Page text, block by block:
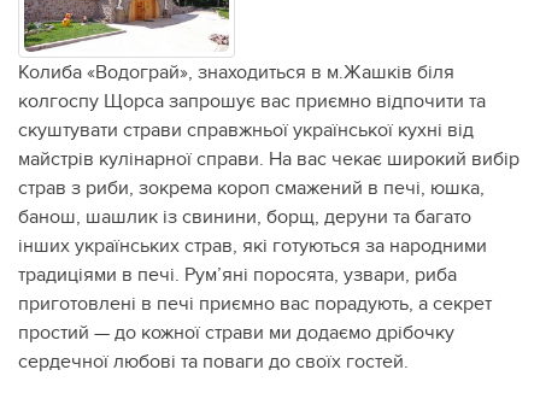
Колиба «Водограй», знаходиться в м.Жашків біля
колгоспу Щорса запрошує вас приємно відпочити та
скуштувати страви справжньої української кухні від
майстрів кулінарної справи. На вас чекає широкий вибір
страв з риби, зокрема короп смажений в печі, юшка,
банош, шашлик із свинини, борщ, деруни та багато
інших українських страв, які готуються за народними
традиціями в печі. Рум’яні поросята, узвари, риба
приготовлені в печі приємно вас порадують, а секрет
простий — до кожної страви ми додаємо дрібочку
сердечної любові та поваги до своїх гостей.